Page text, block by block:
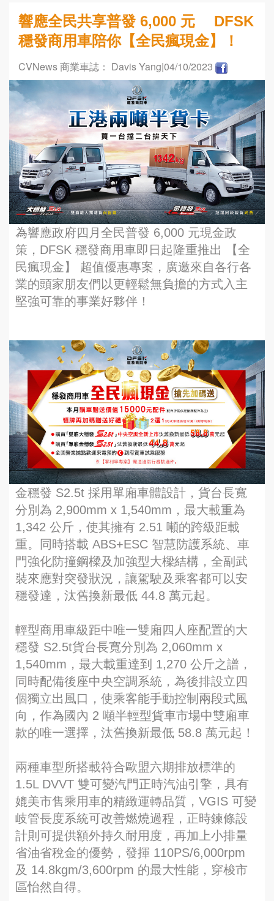
響應全民共享普發 6,000 元 DFSK
穩發商用車陪你【全民瘋現金】！
CVNews 商業車誌： Davis Yang|04/10/2023
為響應政府四月全民普發 6,000 元現金政
策，DFSK 穩發商用車即日起隆重推出 【全
民瘋現金】 超值優惠專案，廣邀來自各行各
業的頭家朋友們以更輕鬆無負擔的方式入主
堅強可靠的事業好夥伴！
金穩發 S2.5t 採用單廂車體設計，貨台長寬
分別為 2,900mm x 1,540mm，最大載重為
1,342 公斤，使其擁有 2.51 噸的跨級距載
重。同時搭載 ABS+ESC 智慧防護系統、車
門強化防撞鋼樑及加強型大樑結構，全副武
裝來應對突發狀況，讓駕駛及乘客都可以安
穩發達，汰舊換新最低 44.8 萬元起。
輕型商用車級距中唯一雙廂四人座配置的大
穩發 S2.5t貨台長寬分別為 2,060mm x
1,540mm，最大載重達到 1,270 公斤之譜，
同時配備後座中央空調系統，為後排設立四
個獨立出風口，使乘客能手動控制兩段式風
向，作為國內 2 噸半輕型貨車市場中雙廂車
款的唯一選擇，汰舊換新最低 58.8 萬元起！
兩種車型所搭載符合歐盟六期排放標準的
1.5L DVVT 雙可變汽門正時汽油引擎，具有
媲美市售乘用車的精緻運轉品質，VGIS 可變
岐管長度系統可改善燃燒過程，正時鍊條設
計則可提供額外持久耐用度，再加上小排量
省油省稅金的優勢，發揮 110PS/6,000rpm
及 14.8kgm/3,600rpm 的最大性能，穿梭市
區怡然自得。